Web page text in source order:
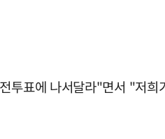
표에 나서달라"면서 "저